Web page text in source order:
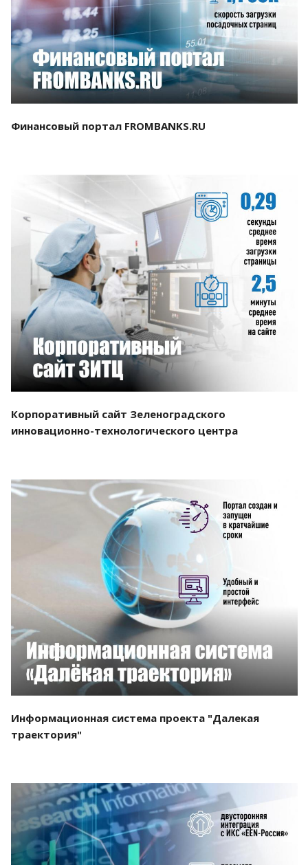
Смотреть проект
Финансовый портал FROMBANKS.RU
Смотреть проект
Корпоративный сайт Зеленоградского
инновационно-технологического центра
Смотреть проект
Информационная система проекта "Далекая
траектория"